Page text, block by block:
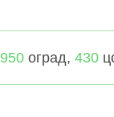
950 оград, 430